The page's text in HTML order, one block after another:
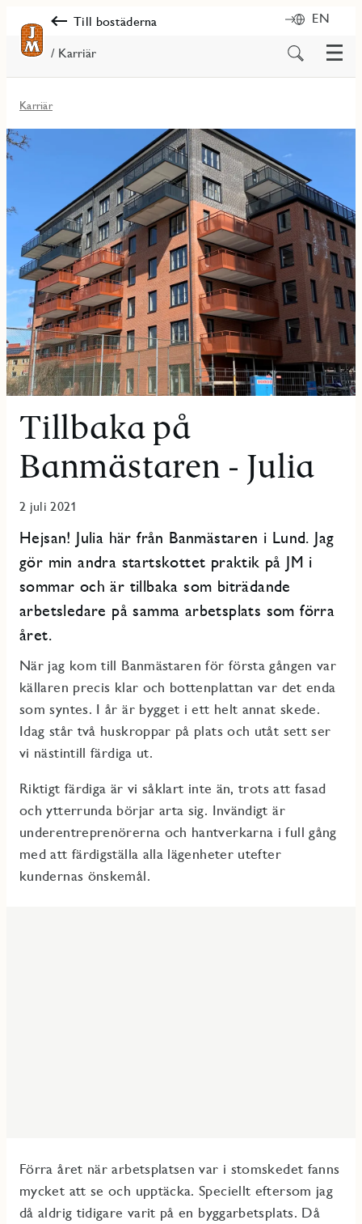
Till bostäderna EN
/ Karriär
Sök
innehåll
Meny
Karriär
Tillbaka på
Banmästaren - Julia
2 juli 2021
Hejsan! Julia här från Banmästaren i Lund. Jag
gör min andra startskottet praktik på JM i
sommar och är tillbaka som biträdande
arbetsledare på samma arbetsplats som förra
året.
När jag kom till Banmästaren för första gången var
källaren precis klar och bottenplattan var det enda
som syntes. I år är bygget i ett helt annat skede.
Idag står två huskroppar på plats och utåt sett ser
vi nästintill färdiga ut.
Riktigt färdiga är vi såklart inte än, trots att fasad
och ytterrunda börjar arta sig. Invändigt är
underentreprenörerna och hantverkarna i full gång
med att färdigställa alla lägenheter utefter
kundernas önskemål.
Förra året när arbetsplatsen var i stomskedet fanns
mycket att se och upptäcka. Speciellt eftersom jag
då aldrig tidigare varit på en byggarbetsplats. Då